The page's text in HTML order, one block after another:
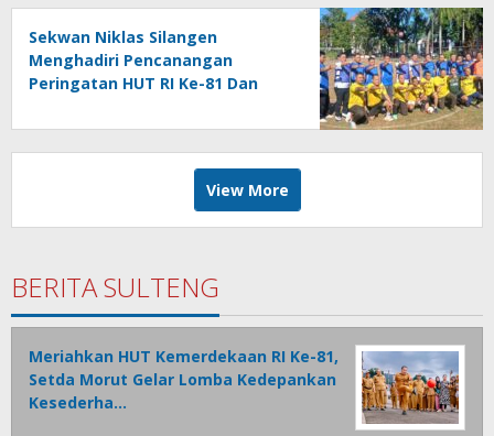
Sekwan Niklas Silangen
Menghadiri Pencanangan
Peringatan HUT RI Ke-81 Dan
Gubernur Fun Game Mini Soccer
Melawan Tim Kodam XIII
View More
BERITA SULTENG
Meriahkan HUT Kemerdekaan RI Ke-81,
Setda Morut Gelar Lomba Kedepankan
Kesederha…